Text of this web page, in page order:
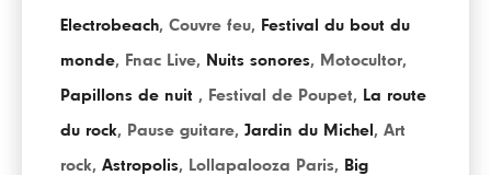
Electrobeach, Couvre feu, Festival du bout du
monde, Fnac Live, Nuits sonores, Motocultor,
Papillons de nuit , Festival de Poupet, La route
du rock, Pause guitare, Jardin du Michel , Art
rock, Astropolis, Lollapalooza Paris, Big